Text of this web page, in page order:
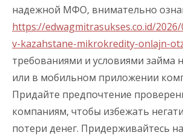
надежной МФО, внимательно
https://edwagmitrasukses.co.id/
v-kazahstane-mikrokredity-onlajn-
требованиями и условиями займа
или в мобильном приложении
Придайте предпочтение
компаниям, чтобы избежать
потери денег. Придерживайтесь